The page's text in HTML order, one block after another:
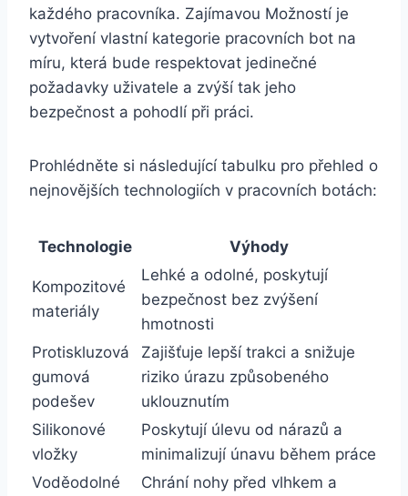
každého pracovníka. Zajímavou Možností je
vytvoření ⁣vlastní ⁢kategorie pracovních ⁢bot na
míru, ‌která bude respektovat jedinečné⁢
požadavky uživatele a ⁢zvýší tak jeho
bezpečnost a pohodlí při práci.
Prohlédněte si ⁤následující​ tabulku pro přehled ⁤o
⁢nejnovějších technologiích v ⁣pracovních botách:
Technologie Výhody
Kompozitové
materiály
Lehké a⁤ odolné, poskytují
bezpečnost⁣ bez zvýšení
hmotnosti
Protiskluzová
gumová
‍podešev
Zajišťuje⁢ lepší trakci‍ a snižuje
riziko úrazu způsobeného
uklouznutím
Silikonové
vložky
Poskytují úlevu od nárazů a
⁤minimalizují ‌únavu během ⁤práce
Voděodolné​
Chrání nohy před vlhkem ⁢a